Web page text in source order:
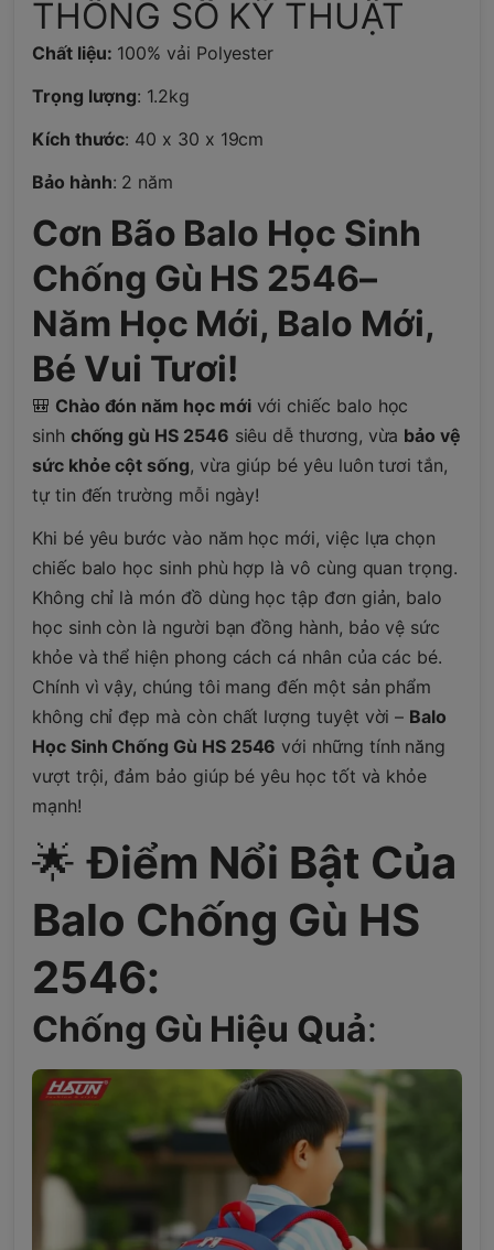
THÔNG SỐ KỸ THUẬT
Chất liệu: 100% vải Polyester
Trọng lượng: 1.2kg
Kích thước: 40 x 30 x 19cm
Bảo hành: 2 năm
Cơn Bão Balo Học Sinh
Chống Gù HS 2546–
Năm Học Mới, Balo Mới,
Bé Vui Tươi!
🎒 Chào đón năm học mớivới chiếc balo học
sinh chống gù HS 2546 siêu dễ thương, vừa bảo vệ
sức khỏe cột sống, vừa giúp bé yêu luôn tươi tắn,
tự tin đến trường mỗi ngày!
Khi bé yêu bước vào năm học mới, việc lựa chọn
chiếc balo học sinh phù hợp là vô cùng quan trọng.
Không chỉ là món đồ dùng học tập đơn giản, balo
học sinh còn là người bạn đồng hành, bảo vệ sức
khỏe và thể hiện phong cách cá nhân của các bé.
Chính vì vậy, chúng tôi mang đến một sản phẩm
không chỉ đẹp mà còn chất lượng tuyệt vời – Balo
Học Sinh Chống Gù HS 2546 với những tính năng
vượt trội, đảm bảo giúp bé yêu học tốt và khỏe
mạnh!
🌟Điểm Nổi Bật Của
Balo Chống Gù HS
2546:
Chống Gù Hiệu Quả: